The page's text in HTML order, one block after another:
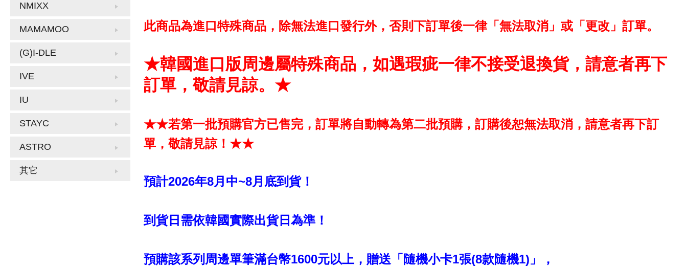
NMIXX
MAMAMOO
(G)I-DLE
IVE
IU
STAYC
ASTRO
其它
此商品為進口特殊商品，除無法進口發行外，否則下訂單後一律「無法取消」或「更改」訂單。
★韓國進口版周邊屬特殊商品，如遇瑕疵一律不接受退換貨，請意者再下
訂單，敬請見諒。★
★★若第一批預購官方已售完，訂單將自動轉為第二批預購，訂購後恕無法取消，請意者再下訂
單，敬請見諒！★★
預計2026年8月中~8月底到貨！
到貨日需依韓國實際出貨日為準！
預購該系列周邊單筆滿台幣1600元以上，贈送「隨機小卡1張(8款隨機1)」，